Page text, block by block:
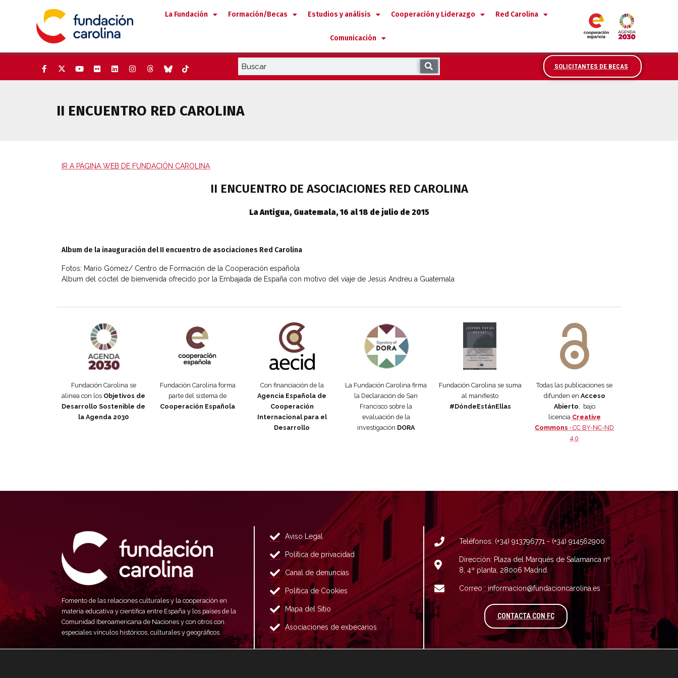
La Fundación Formación/Becas Estudios y análisis Cooperación y Liderazgo Red Carolina
Comunicación
SOLICITANTES DE BECAS
II ENCUENTRO RED CAROLINA
IR A PÁGINA WEB DE FUNDACIÓN CAROLINA
II ENCUENTRO DE ASOCIACIONES RED CAROLINA
La Antigua, Guatemala, 16 al 18 de julio de 2015
Album de la inauguración del II encuentro de asociaciones Red Carolina
Fotos: Mario Gómez/ Centro de Formación de la Cooperación española
Album del cóctel de bienvenida ofrecido por la Embajada de España con motivo del viaje de Jesús Andreu a Guatemala
Fundación Carolina se
alinea con los Objetivos de
Desarrollo Sostenible de
la Agenda 2030
Fundación Carolina forma
parte del sistema de
Cooperación Española
Con financiación de la
Agencia Española de
Cooperación
Internacional para el
Desarrollo
La Fundación Carolina firma
la Declaración de San
Francisco sobre la
evaluación de la
investigación DORA
Fundación Carolina se suma
al manifiesto
#DóndeEstánEllas
Todas las publicaciones se
difunden en Acceso
Abierto , bajo
licencia Creative
Commons ·CC BY-NC-ND
4.0
Fomento de las relaciones culturales y la cooperación en
materia educativa y científica entre España y los países de la
Comunidad Iberoamericana de Naciones y con otros con
especiales vínculos históricos, culturales y geográficos.
Aviso Legal
Política de privacidad
Canal de denuncias
Política de Cookies
Mapa del Sitio
Asociaciones de exbecarios
Teléfonos: (+34) 913796771 - (+34) 914562900
Dirección: Plaza del Marqués de Salamanca nº
8, 4ª planta, 28006 Madrid.
Correo : informacion@fundacioncarolina.es
CONTACTA CON FCA TRAVÉS DEL FORMULARIO DE